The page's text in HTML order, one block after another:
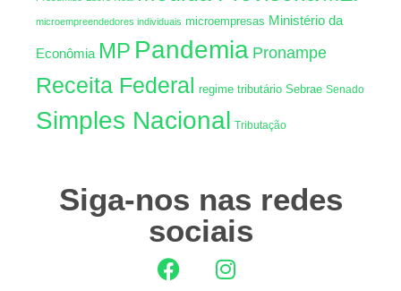
microempreendedores individuais microempresas Ministério da
Econômia MP Pandemia Pronampe
Receita Federal regime tributário Sebrae Senado
Simples Nacional Tributação
Siga-nos nas redes
sociais